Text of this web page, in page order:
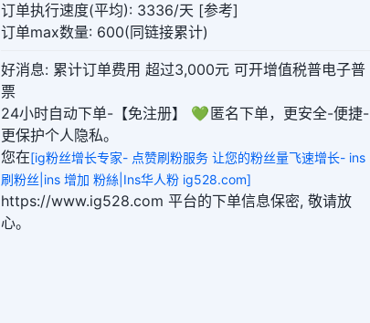
订单执行速度(平均): 3336/天 [参考]
订单max数量: 600(同链接累计)
好消息: 累计订单费用 超过3,000元 可开增值税普电子普
票
24小时自动下单-【免注册】 💚 匿名下单，更安全-便捷-
更保护个人隐私。
您在[ig粉丝增长专家- 点赞刷粉服务 让您的粉丝量飞速增长- ins
刷粉丝|ins 增加 粉絲|Ins华人粉 ig528.com]
https://www.ig528.com 平台的下单信息保密, 敬请放
心。